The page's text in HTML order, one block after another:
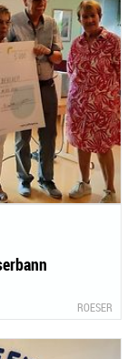
ROESER